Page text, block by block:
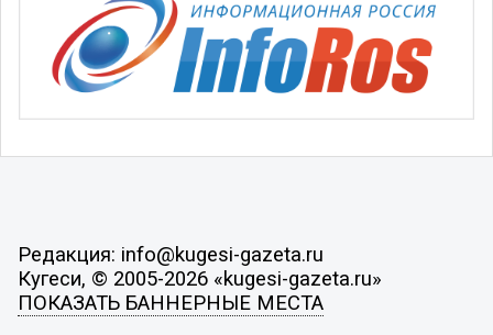
Редакция: info@kugesi-gazeta.ru
Кугеси, © 2005-2026 «kugesi-gazeta.ru»
ПОКАЗАТЬ БАННЕРНЫЕ МЕСТА